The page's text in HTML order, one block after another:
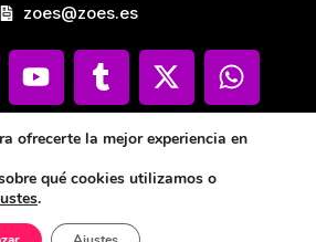
zoes@zoes.es
ofrecerte la mejor experiencia en
qué cookies utilizamos o
.